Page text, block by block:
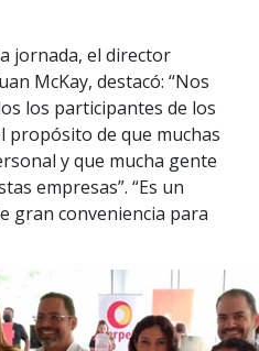
jornada, el director
McKay, destacó: “Nos
los participantes de los
propósito de que muchas
y que mucha gente
empresas”. “Es un
gran conveniencia para